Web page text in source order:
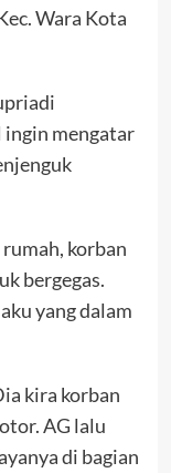
Wara Kota
ingin mengatar
korban
bergegas.
yang dalam
kira korban
AG lalu
di bagian